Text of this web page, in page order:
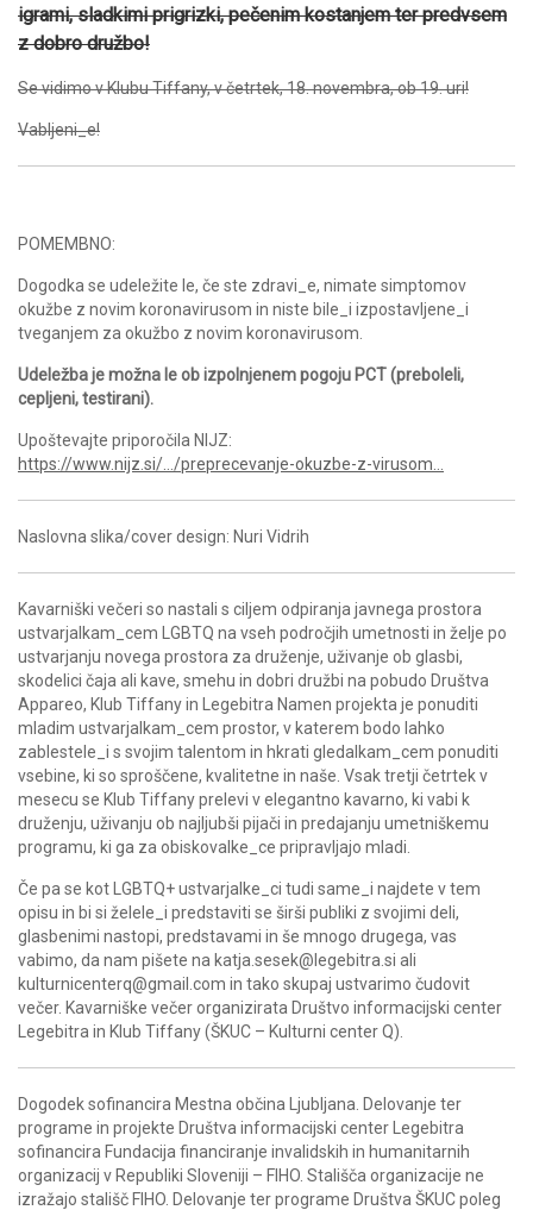
igrami, sladkimi prigrizki, pečenim kostanjem ter predvsem
z dobro družbo!
Se vidimo v Klubu Tiffany, v četrtek, 18. novembra, ob 19. uri!
Vabljeni_e!
POMEMBNO:
Dogodka se udeležite le, če ste zdravi_e, nimate simptomov
okužbe z novim koronavirusom in niste bile_i izpostavljene_i
tveganjem za okužbo z novim koronavirusom.
Udeležba je možna le ob izpolnjenem pogoju PCT (preboleli,
cepljeni, testirani).
Upoštevajte priporočila NIJZ:
https://www.nijz.si/…/preprecevanje-okuzbe-z-virusom…
Naslovna slika/cover design: Nuri Vidrih
Kavarniški večeri so nastali s ciljem odpiranja javnega prostora
ustvarjalkam_cem LGBTQ na vseh področjih umetnosti in želje po
ustvarjanju novega prostora za druženje, uživanje ob glasbi,
skodelici čaja ali kave, smehu in dobri družbi na pobudo Društva
Appareo, Klub Tiffany in Legebitra Namen projekta je ponuditi
mladim ustvarjalkam_cem prostor, v katerem bodo lahko
zablestele_i s svojim talentom in hkrati gledalkam_cem ponuditi
vsebine, ki so sproščene, kvalitetne in naše. Vsak tretji četrtek v
mesecu se Klub Tiffany prelevi v elegantno kavarno, ki vabi k
druženju, uživanju ob najljubši pijači in predajanju umetniškemu
programu, ki ga za obiskovalke_ce pripravljajo mladi.
Če pa se kot LGBTQ+ ustvarjalke_ci tudi same_i najdete v tem
opisu in bi si želele_i predstaviti se širši publiki z svojimi deli,
glasbenimi nastopi, predstavami in še mnogo drugega, vas
vabimo, da nam pišete na katja.sesek@legebitra.si ali
kulturnicenterq@gmail.com in tako skupaj ustvarimo čudovit
večer. Kavarniške večer organizirata Društvo informacijski center
Legebitra in Klub Tiffany (ŠKUC – Kulturni center Q).
Dogodek sofinancira Mestna občina Ljubljana. Delovanje ter
programe in projekte Društva informacijski center Legebitra
sofinancira Fundacija financiranje invalidskih in humanitarnih
organizacij v Republiki Sloveniji – FIHO. Stališča organizacije ne
izražajo stališč FIHO. Delovanje ter programe Društva ŠKUC poleg